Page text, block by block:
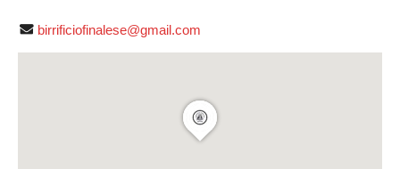
birrificiofinalese@gmail.com